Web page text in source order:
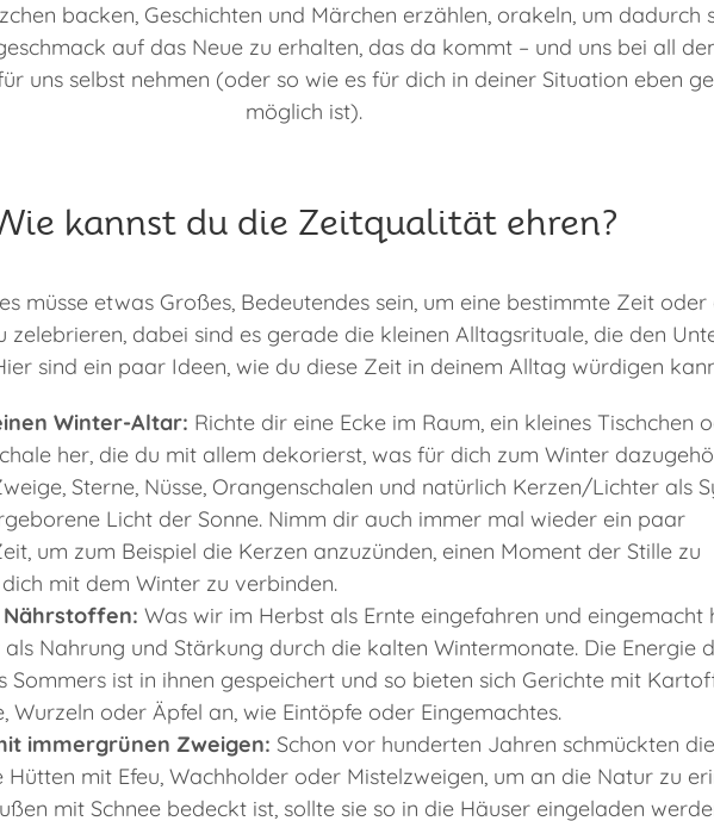
backen, Geschichten und Märchen erzählen, orakeln, um dadurch
auf das Neue zu erhalten, das da kommt – und uns bei all
uns selbst nehmen (oder so wie es für dich in deiner Situation eben
möglich ist).
kannst du die Zeitqualität ehren?
müsse etwas Großes, Bedeutendes sein, um eine bestimmte Zeit oder
zelebrieren, dabei sind es gerade die kleinen Alltagsrituale, die den
sind ein paar Ideen, wie du diese Zeit in deinem Alltag würdigen
Winter-Altar: Richte dir eine Ecke im Raum, ein kleines Tischchen
her, die du mit allem dekorierst, was für dich zum Winter
Sterne, Nüsse, Orangenschalen und natürlich Kerzen/Lichter als
Licht der Sonne. Nimm dir auch immer mal wieder ein paar
um zum Beispiel die Kerzen anzuzünden, einen Moment der Stille zu
mit dem Winter zu verbinden.
Was wir im Herbst als Ernte eingefahren und eingemacht
Nahrung und Stärkung durch die kalten Wintermonate. Die Energie
Sommers ist in ihnen gespeichert und so bieten sich Gerichte mit
Wurzeln oder Äpfel an, wie Eintöpfe oder Eingemachtes.
immergrünen Zweigen: Schon vor hunderten Jahren schmückten die
Hütten mit Efeu, Wachholder oder Mistelzweigen, um an die Natur zu
mit Schnee bedeckt ist, sollte sie so in die Häuser eingeladen